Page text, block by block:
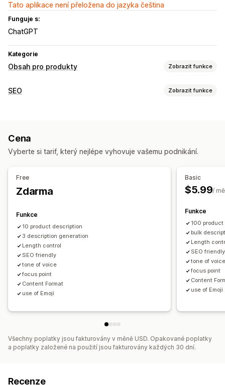
Tato aplikace není přeložena do jazyka čeština
Funguje s:
ChatGPT
Kategorie
Obsah pro produkty Zobrazit funkce
Typy obsahu
Vytváření obsahu
Generování pomocí umělé inteligence
Šablony výzev
SEO
Automatická optimalizace
SEO Zobrazit funkce
Optimalizace obsahu
Cena
Vyberte si tarif, který nejlépe vyhovuje vašemu podnikání.
Free
Zdarma
Funkce
10 product description
3 description generation
Length control
SEO friendly
tone of voice
focus point
Content Format
use of Emoji
Basic
$5.99/
Funkce
100
bulk
Length
SEO friendly
tone of
focus point
Content
use of Emoji
Všechny poplatky jsou fakturovány v měně USD. Opakované poplatky
a poplatky založené na použití jsou fakturovány každých 30 dní.
Recenze